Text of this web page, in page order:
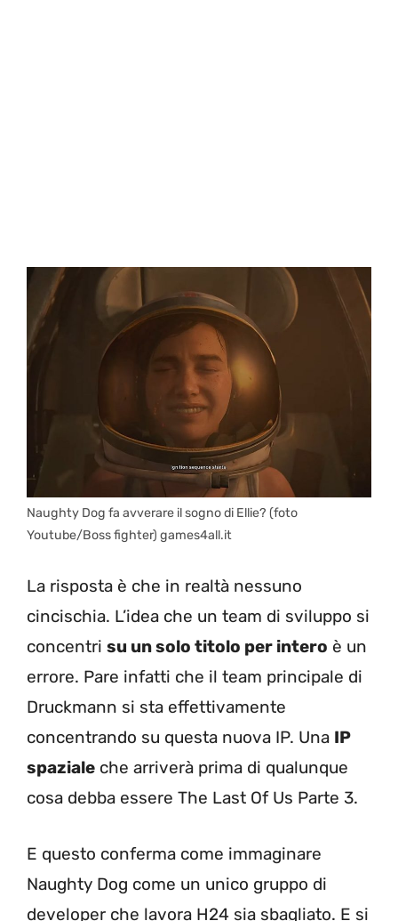
Naughty Dog fa avverare il sogno di Ellie? (foto
Youtube/Boss fighter) games4all.it
La risposta è che in realtà nessuno
cincischia. L’idea che un team di sviluppo si
concentri su un solo titolo per intero è un
errore. Pare infatti che il team principale di
Druckmann si sta effettivamente
concentrando su questa nuova IP. Una IP
spaziale che arriverà prima di qualunque
cosa debba essere The Last Of Us Parte 3.
E questo conferma come immaginare
Naughty Dog come un unico gruppo di
developer che lavora H24 sia sbagliato. E si